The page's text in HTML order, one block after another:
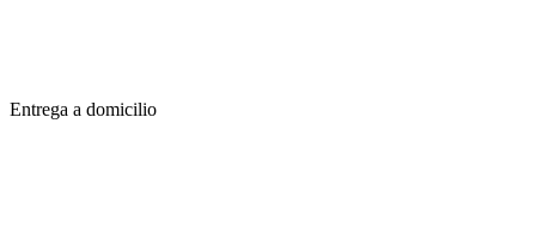
Entrega a domicilio